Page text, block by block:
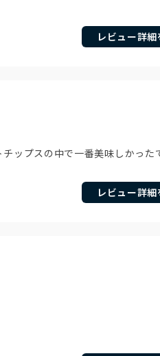
レビュー詳細
ップスの中で一番美味しかった
レビュー詳細